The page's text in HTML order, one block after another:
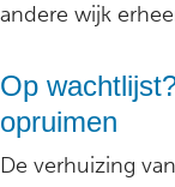
andere wijk
Op
opruimen
De verhuizing